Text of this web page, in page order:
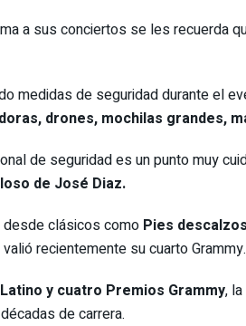
a sus conciertos se les recuerda
medidas de seguridad durante el
drones, mochilas grandes,
de seguridad es un punto muy
de José Diaz.
clásicos como Pies
recientemente su cuarto Grammy.
y cuatro Premios Grammy,
de carrera.